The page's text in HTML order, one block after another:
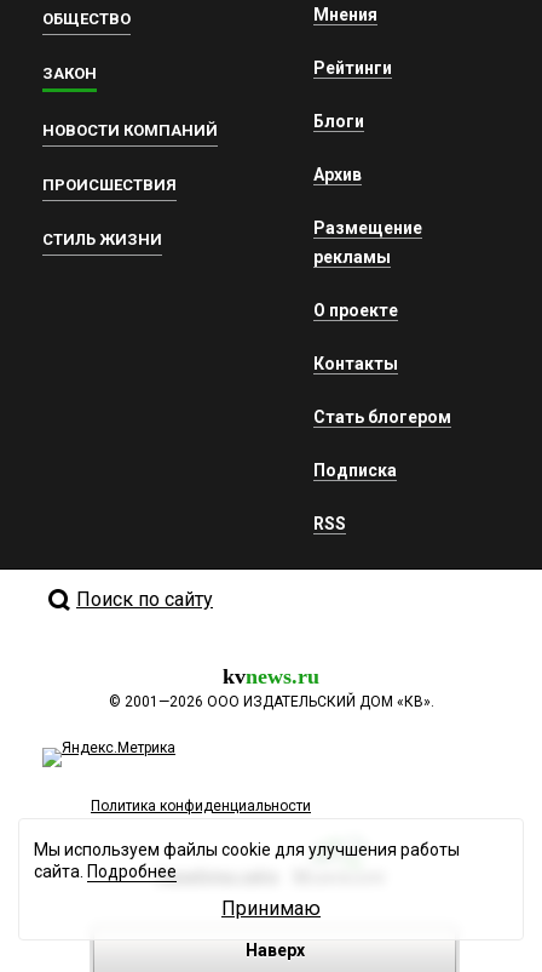
ОБЩЕСТВО
ЗАКОН
НОВОСТИ КОМПАНИЙ
ПРОИСШЕСТВИЯ
СТИЛЬ ЖИЗНИ
Мнения
Рейтинги
Блоги
Архив
Размещение
рекламы
О проекте
Контакты
Стать блогером
Подписка
RSS
Поиск по сайту
kvnews.ru
© 2001—2026 ООО ИЗДАТЕЛЬСКИЙ ДОМ «КВ».
Политика конфиденциальности
Разработка сайта
Наверх
Мы используем файлы cookie для улучшения работы
сайта. Подробнее
Принимаю